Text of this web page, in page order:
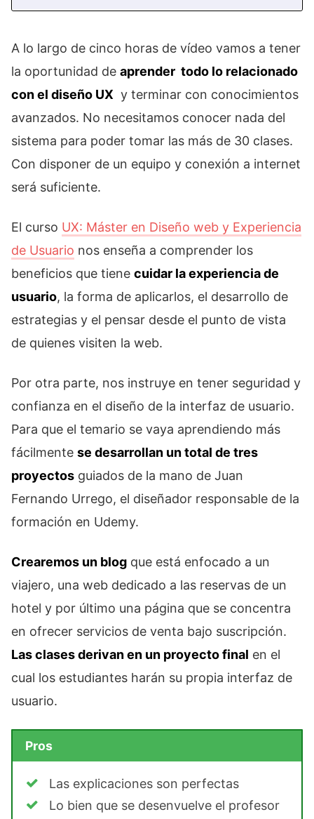
A lo largo de cinco horas de vídeo vamos a tener
la oportunidad de aprender todo lo relacionado
con el diseño UX y terminar con conocimientos
avanzados. No necesitamos conocer nada del
sistema para poder tomar las más de 30 clases.
Con disponer de un equipo y conexión a internet
será suficiente.
El curso UX: Máster en Diseño web y Experiencia
de Usuario nos enseña a comprender los
beneficios que tiene cuidar la experiencia de
usuario, la forma de aplicarlos, el desarrollo de
estrategias y el pensar desde el punto de vista
de quienes visiten la web.
Por otra parte, nos instruye en tener seguridad y
confianza en el diseño de la interfaz de usuario.
Para que el temario se vaya aprendiendo más
fácilmente se desarrollan un total de tres
proyectos guiados de la mano de Juan
Fernando Urrego, el diseñador responsable de la
formación en Udemy.
Crearemos un blog que está enfocado a un
viajero, una web dedicado a las reservas de un
hotel y por último una página que se concentra
en ofrecer servicios de venta bajo suscripción.
Las clases derivan en un proyecto final en el
cual los estudiantes harán su propia interfaz de
usuario.
Pros
Las explicaciones son perfectas
Lo bien que se desenvuelve el profesor